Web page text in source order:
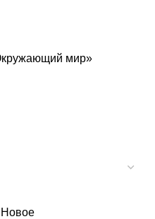
мир»
Новое